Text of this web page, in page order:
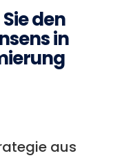
den
in
aus